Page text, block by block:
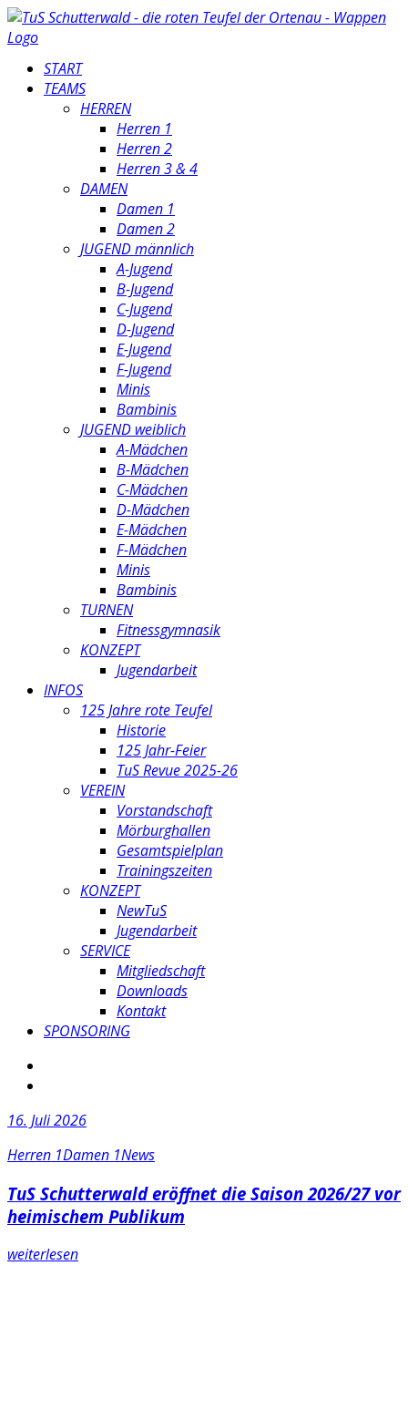
START
TEAMS
HERREN
Herren 1
Herren 2
Herren 3 & 4
DAMEN
Damen 1
Damen 2
JUGEND männlich
A-Jugend
B-Jugend
C-Jugend
D-Jugend
E-Jugend
F-Jugend
Minis
Bambinis
JUGEND weiblich
A-Mädchen
B-Mädchen
C-Mädchen
D-Mädchen
E-Mädchen
F-Mädchen
Minis
Bambinis
TURNEN
Fitnessgymnasik
KONZEPT
Jugendarbeit
INFOS
125 Jahre rote Teufel
Historie
125 Jahr-Feier
TuS Revue 2025-26
VEREIN
Vorstandschaft
Mörburghallen
Gesamtspielplan
Trainingszeiten
KONZEPT
NewTuS
Jugendarbeit
SERVICE
Mitgliedschaft
Downloads
Kontakt
SPONSORING
16. Juli 2026
Herren 1Damen 1News
TuS Schutterwald eröffnet die Saison 2026/27 vor
heimischem Publikum
weiterlesen